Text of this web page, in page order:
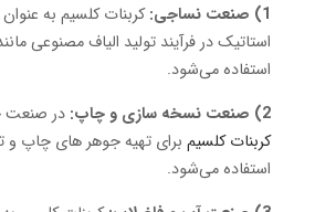
1) صنعت نساجی:
کربنات کلسیم به
استاتیک در فرآیند تولید الیاف مصنوعی
استفاده می‌شود.
2) صنعت نسخه‌ سازی و چاپ:
در صنعت
کربنات کلسیم برای تهیه جوهر های چاپ و
استفاده می‌شود.